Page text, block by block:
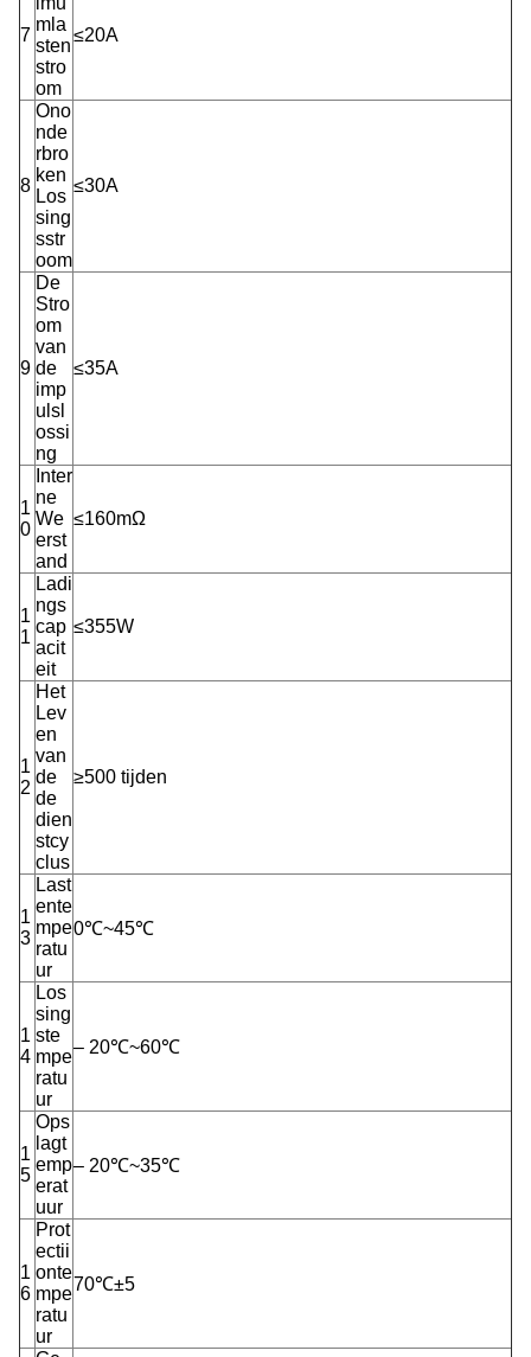
7
mla
sten
stro
om
≤20A
8
Ono
nde
rbro
ken
Los
sing
sstr
oom
≤30A
9
De
Stro
om
van
de
imp
ulsl
ossi
ng
≤35A
1
0
Inter
ne
We
erst
and
≤160mΩ
1
1
Ladi
ngs
cap
acit
eit
≤355W
1
2
Het
Lev
en
van
de
de
dien
stcy
clus
≥500 tijden
1
3
Last
ente
mpe
ratu
ur
0℃~45℃
1
4
Los
sing
ste
mpe
ratu
ur
– 20℃~60℃
1
5
Ops
lagt
emp
erat
uur
– 20℃~35℃
1
6
Prot
ectii
onte
mpe
ratu
ur
70℃±5